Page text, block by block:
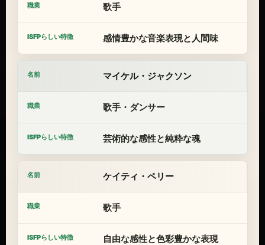
歌手
感情豊かな音楽表現と人間味
マイケル・ジャクソン
歌手・ダンサー
芸術的な感性と純粋な魂
ケイティ・ペリー
歌手
自由な感性と色彩豊かな表現